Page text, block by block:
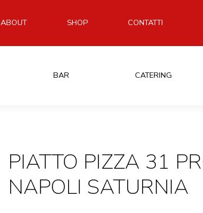
ABOUT SHOP CONTATTI
BAR CATERING
PIATTO PIZZA 31
NAPOLI SATURNIA